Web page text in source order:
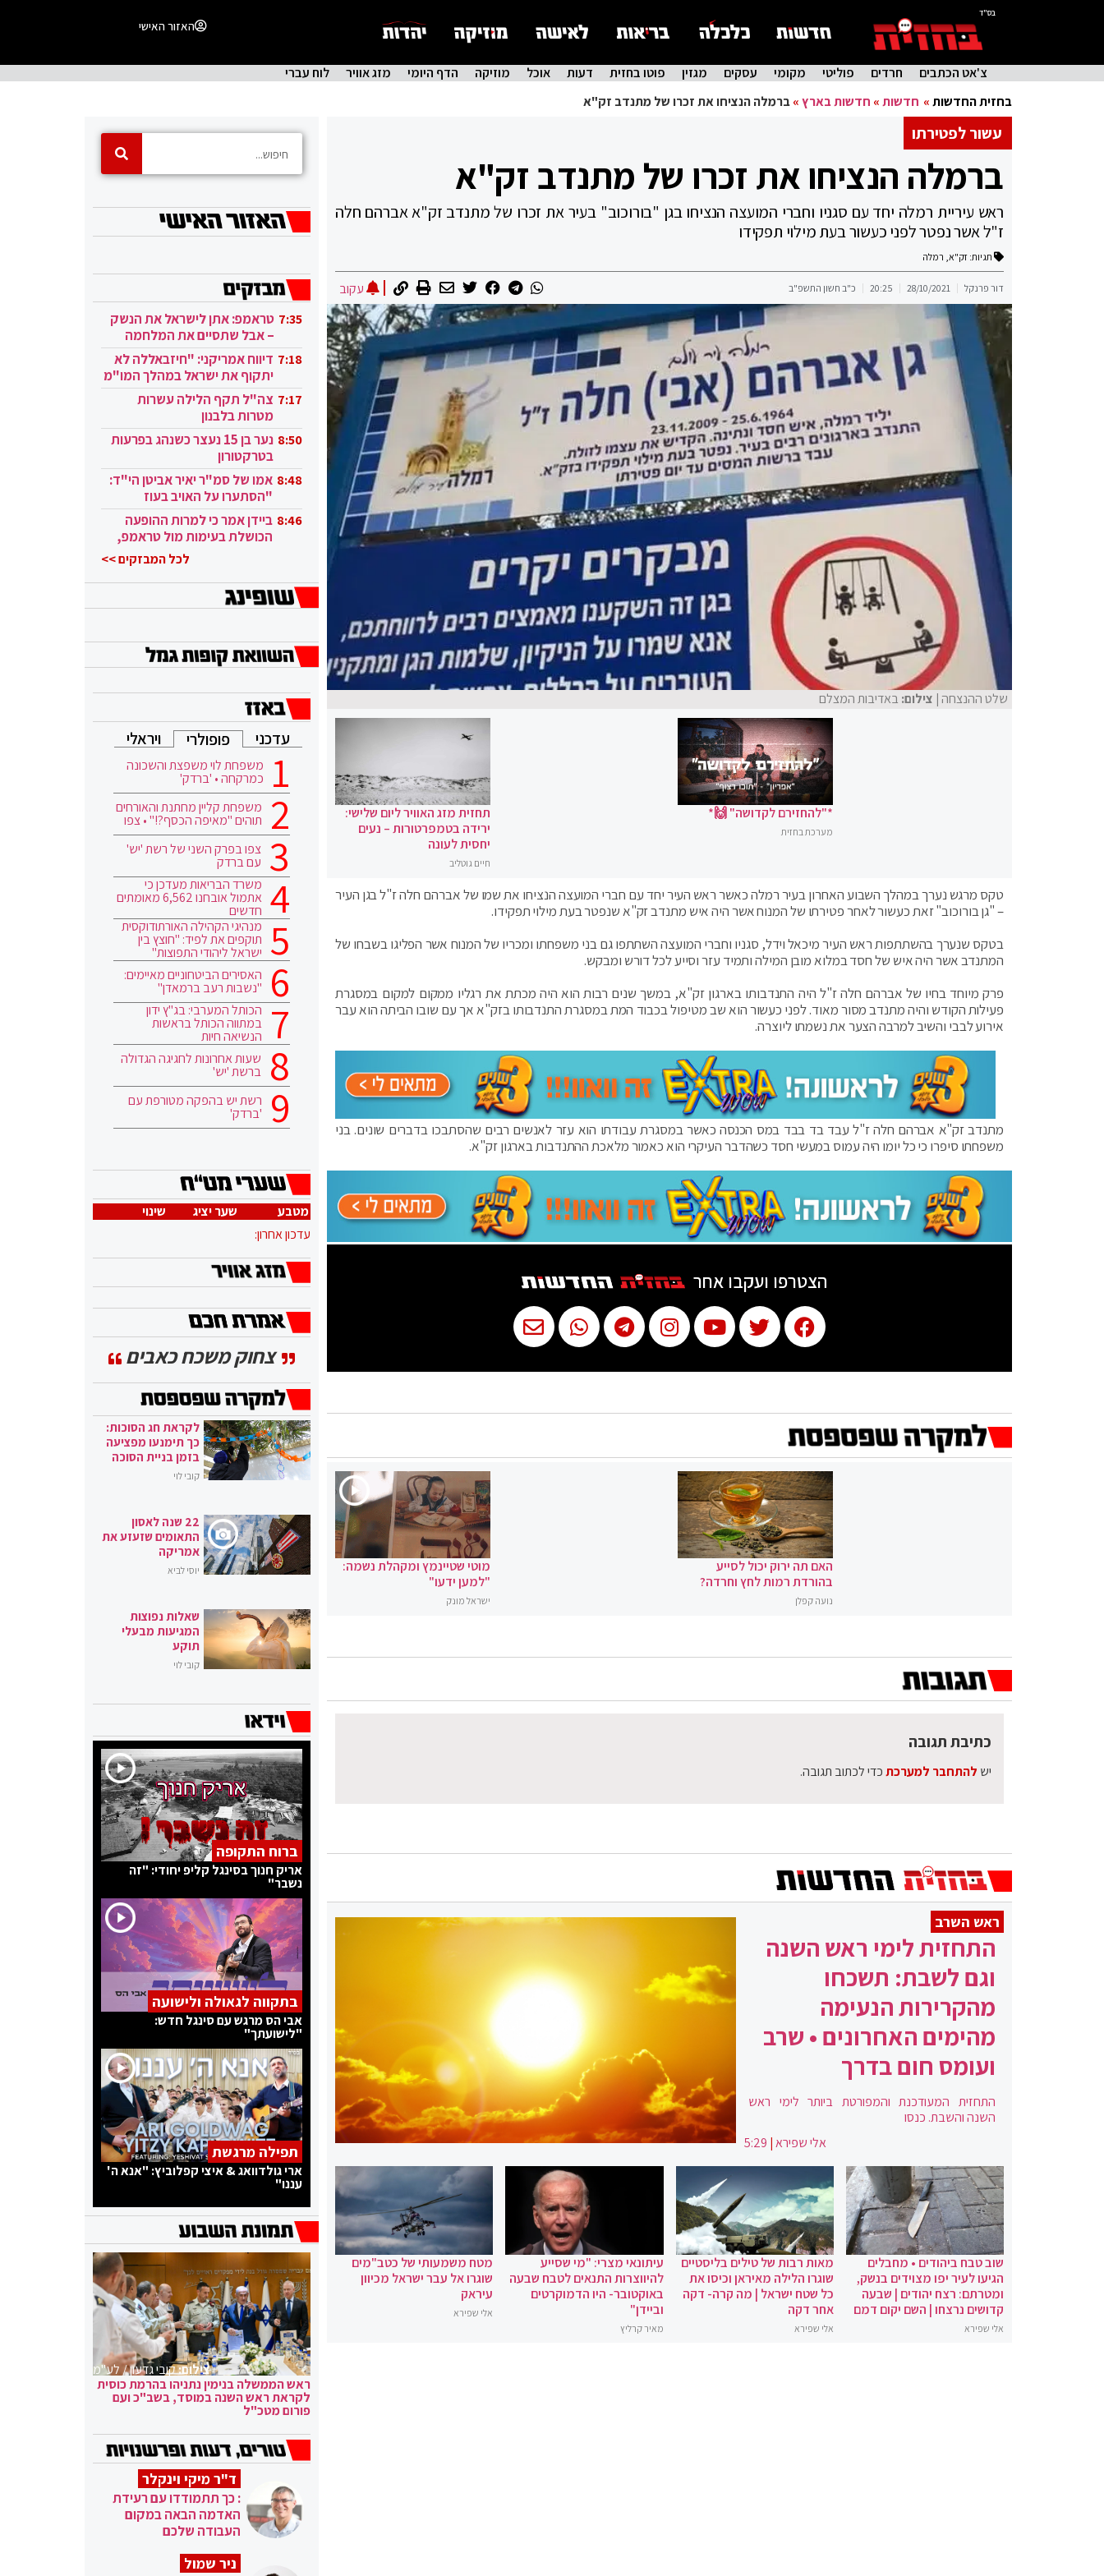
בס"ד
האזור האישי
צ'אט הכתבים חרדים פוליטי מקומי עסקים מגזין פוטו בחזית דעות אוכל מוזיקה הדף היומי מזג אוויר
לוח עברי
בחזית החדשות» חדשות» חדשות בארץ»ברמלה הנציחו את זכרו של מתנדב זק"א
עשור לפטירתו
ברמלה הנציחו את זכרו של מתנדב זק"א
ראש עיריית רמלה יחד עם סגניו וחברי המועצה הנציחו בגן "בורוכוב" בעיר את זכרו של מתנדב זק"א אברהם חלה
ז"ל אשר נפטר לפני כעשור בעת מילוי תפקידו
תגיות: זק"א, רמלה
דור פרנקל 28/10/2021
20:25 כ"ב חשון התשפ"ב עקוב
שלט ההנצחה| צילום: באדיבות המצלם
*"להחזירם לקדושה" 🙌*
מערכת בחזית
תחזית מזג האוויר ליום שלישי:
ירידה בטמפרטורות – נעים
יחסית לעונה
חיים גוטליב
טקס מרגש נערך במהלך השבוע האחרון בעיר רמלה כאשר ראש העיר יחד עם חברי המועצה הנציחו את שמו של אברהם חלה ז"ל בגן העיר
– "גן בורוכוב" זאת כעשור לאחר פטירתו של המנוח אשר היה איש מתנדב זק"א שנפטר בעת מילוי תפקידו.
בטקס שנערך בהשתתפות ראש העיר מיכאל וידל, סגניו וחברי המועצה השתתפו גם בני משפחתו ומכריו של המנוח אשר הפליגו בשבחו של
המתנדב אשר היה איש של חסד במלוא מובן המילה ותמיד עזר וסייע לכל דורש ומבקש.
פרק מיוחד בחיו של אברהם חלה ז"ל היה התנדבותו בארגון זק"א, במשך שנים רבות הוא היה מכתת את רגליו ממקום למקום במסגרת
פעילות הקודש והיה מתנדב מסור מאוד. לפני כעשור הוא שב מטיפול בכבוד המת במסגרת התנדבותו בזק"א אך עם שובו הביתה הוא עבר
אירוע לבבי והשיב למרבה הצער את נשמתו ליוצרה.
מתנדב זק"א אברהם חלה ז"ל עבד בד בבד במס הכנסה כאשר במסגרת עבודתו הוא עזר לאנשים רבים שהסתבכו בדברים שונים. בני
משפחתו סיפרו כי כל יומו היה עמוס במעשי חסד כשהדבר העיקרי הוא כאמור מלאכת ההתנדבות בארגון זק"א.
הצטרפו ועקבו אחר
האם תה ירוק יכול לסייע
בהורדת רמות לחץ וחרדה?
נועה קפלן
מוטי שטיינמץ ומקהלת נשמה:
"למען ידעו"
ישראל מונק
כתיבת תגובה
יש להתחבר למערכתכדי לכתוב תגובה.
ראש השרב
התחזית לימי ראש השנה
וגם לשבת: תשכחו
מהקרירות הנעימה
מהימים האחרונים • שרב
ועומס חום בדרך
התחזית המעודכנת והמפורטת ביותר לימי ראש
השנה והשבת. כנסו
אלי שפירא|
5:29
שוב טבח ביהודים • מחבלים
הגיעו לעיר יפו מצוידים בנשק,
ומטרתם: רצח יהודים | שבעה
קדושים נרצחו | השם יקום דמם
אלי שפירא
מאות רבות של טילים בליסטיים
שוגרו הלילה מאיראן וכיסו את
כל שטח ישראל | מה קרה- דקה
אחר דקה
אלי שפירא
עיתונאי מצרי: "מי שסייע
להיווצרות התנאים לטבח שבעה
באוקטובר- היו הדמוקרטים
וביידן"
מאיר קרליץ
מטח משמעותי של כטב"מים
שוגרו אל עבר ישראל מכיוון
עיראק
אלי שפירא
7:35 טראמפ: אתן לישראל את הנשק
– אבל שתסיים את המלחמה
בעזה 7:18 דיווח אמריקני: "חיזבאללה לא
יתקוף את ישראל במהלך המו"מ
בקטאר" 7:17 צה"ל תקף הלילה עשרות
מטרות בלבנון
8:50
נער בן 15 נעצר כשנהג בפרעות
בטרקטורון
8:48 אמו של סמ"ר יאיר אביטן הי"ד:
"הסתערו על האויב בעוז
ובגבורה" 8:46 ביידן אמר כי למרות ההופעה
הכושלת בעימות מול טראמפ,
לכל המבזקים >>
עדכני פופולרי ויראלי
משפחת לוי משפצת והשכונה
כמרקחה • 'ברדק'
משפחת קליין מחתנת והאורחים
תוהים "מאיפה הכסף?!" • צפו
צפו בפרק השני של רשת 'יש'
עם ברדק
משרד הבריאות מעדכן כי
אתמול אובחנו 6,562 מאומתים
חדשים
מנהיגי הקהילה האורתודוקסית
תוקפים את לפיד: "חוצץ בין
ישראל ליהודי התפוצות"
האסירים הביטחוניים מאיימים:
"נשבות רעב ברמאדן"
הכותל המערבי: בג"ץ ידון
במתווה הכותל בראשות
הנשיאה חיות
שעות אחרונות לחגיגה הגדולה
ברשת 'יש'
רשת יש בהפקה מטורפת עם
'ברדק'
מטבע שער יציג
שינוי
עדכון אחרון:
צחוק משכח כאבים
לקראת חג הסוכות:
כך תימנעו מפציעה
בזמן בניית הסוכה
קובי לוי
22 שנה לאסון
התאומים שזעזע את
אמריקה
יוסי לביא
שאלות נפוצות
המגיעות מבעלי
תוקע
קובי לוי
ברוח התקופה
אריק חנוך בסינגל קליפ יחודי: "זה
נשבר"
בתקווה לגאולה ולישועה
אבי הס מרגש עם סינגל חדש:
"לישועתך"
תפילה מרגשת
ארי גולדוואג & איצי קפלוביץ: "אנא ה'
עננו"
צילום:קובי גדעון / לע"מ
ראש הממשלה בנימין נתניהו בהרמת כוסית
לקראת ראש השנה במוסד, בשב"כ ועם
פורום מטכ"ל
ד"ר מיקי וינקלר
: כך תתמודדו עם רעידת
האדמה הבאה במקום
העבודה שלכם
ניר שמול